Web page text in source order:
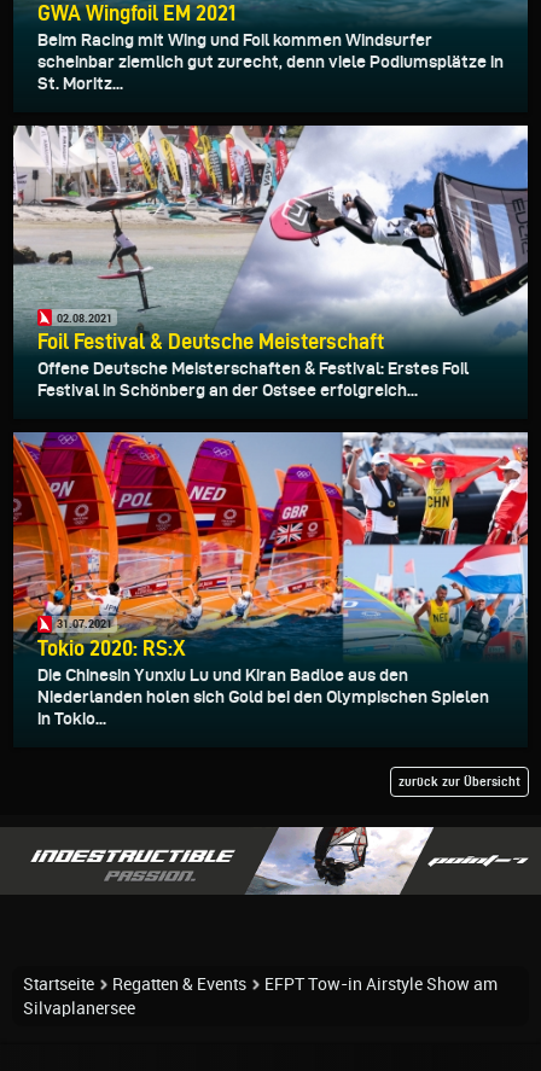
GWA Wingfoil EM 2021
Beim Racing mit Wing und Foil kommen Windsurfer
scheinbar ziemlich gut zurecht, denn viele Podiumsplätze in
St. Moritz...
02.08.2021
Foil Festival & Deutsche Meisterschaft
Offene Deutsche Meisterschaften & Festival: Erstes Foil
Festival in Schönberg an der Ostsee erfolgreich...
31.07.2021
Tokio 2020: RS:X
Die Chinesin Yunxiu Lu und Kiran Badloe aus den
Niederlanden holen sich Gold bei den Olympischen Spielen
in Tokio...
zurück zur Übersicht
Startseite Regatten & Events
EFPT Tow-in Airstyle Show am
Silvaplanersee